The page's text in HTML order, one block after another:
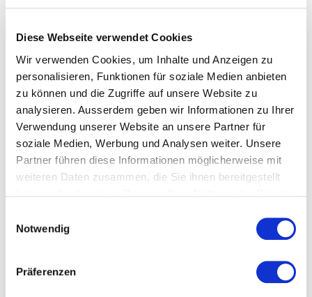
Diese Webseite verwendet Cookies
Wir verwenden Cookies, um Inhalte und Anzeigen zu
personalisieren, Funktionen für soziale Medien anbieten
zu können und die Zugriffe auf unsere Website zu
analysieren. Ausserdem geben wir Informationen zu Ihrer
Verwendung unserer Website an unsere Partner für
soziale Medien, Werbung und Analysen weiter. Unsere
Partner führen diese Informationen möglicherweise mit
weiteren Daten zusammen, die Sie ihnen bereitgestellt
Notwendig
Präferenzen
Zur Merkliste hinzufügen
Themen, die der Person zugeordnet sind:
Innovationsmanagement
Social Media
Blogbeiträge (4)
aussergewöhnliche Sichtweisen
Was das Swiss Innovation Forum uns